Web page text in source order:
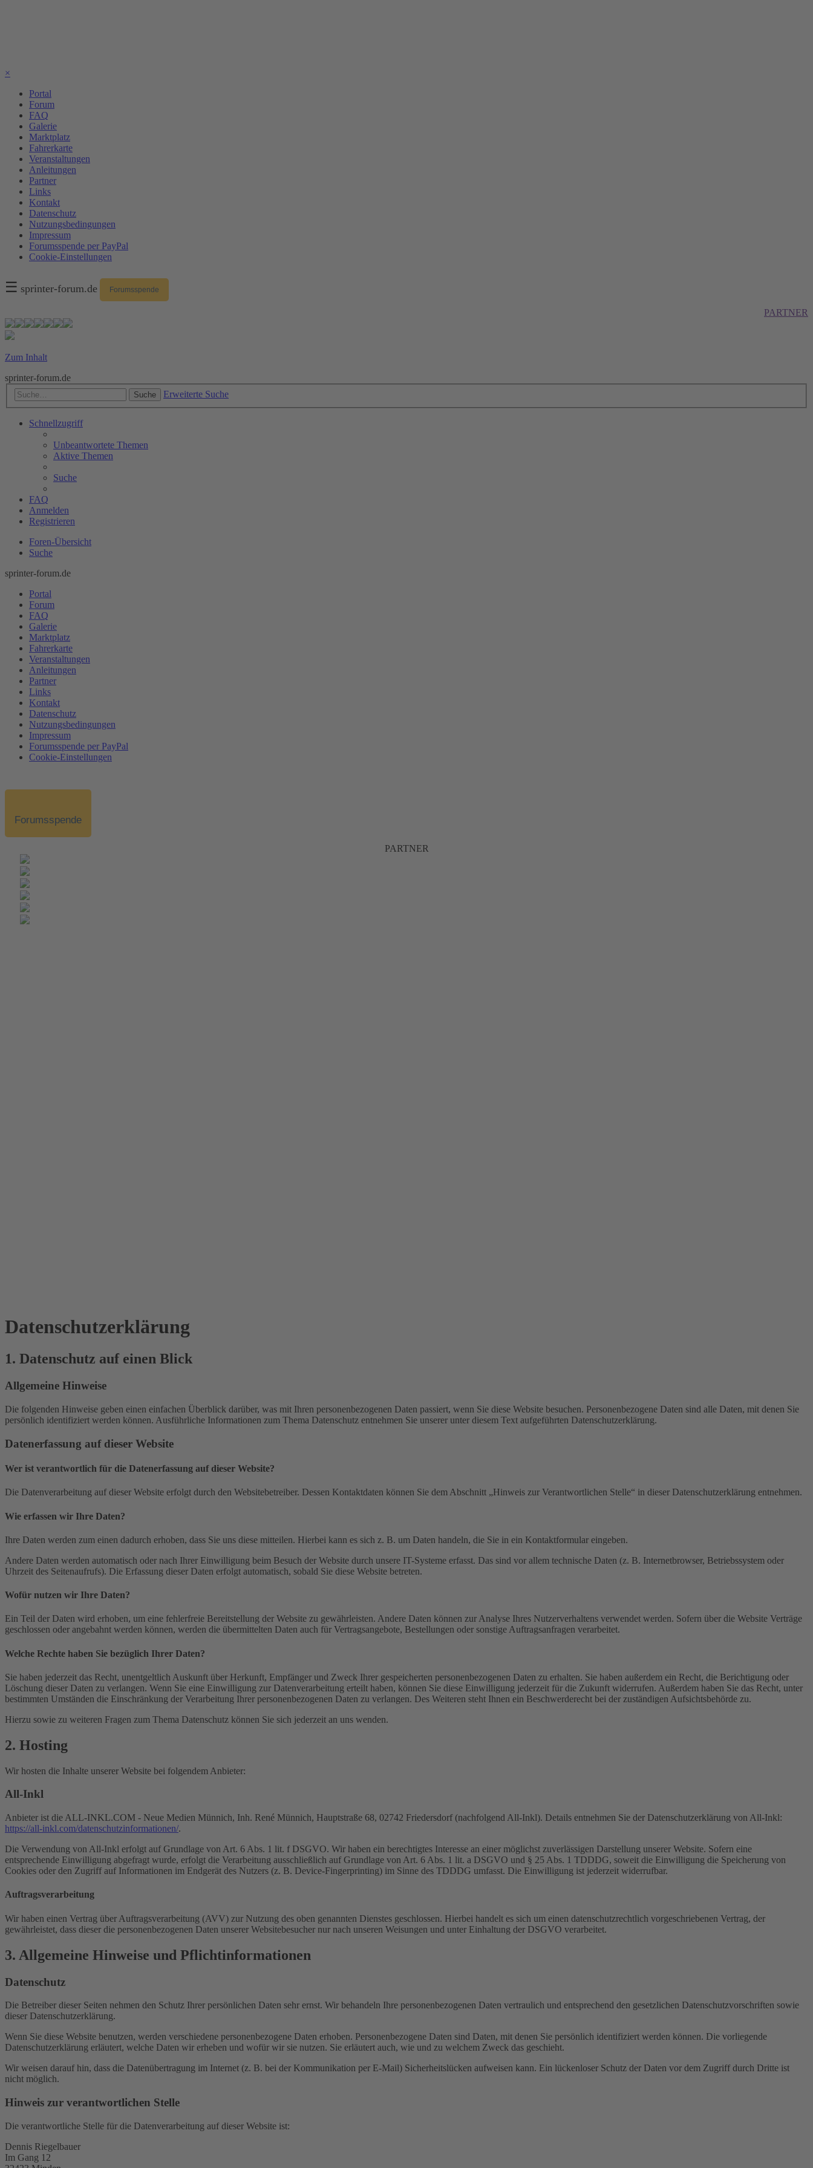
×
Portal
Forum
FAQ
Galerie
Marktplatz
Fahrerkarte
Veranstaltungen
Anleitungen
Partner
Links
Kontakt
Datenschutz
Nutzungsbedingungen
Impressum
Forumsspende per PayPal
Cookie-Einstellungen
☰ sprinter-forum.de Forumsspende
PARTNER
Zum Inhalt
sprinter-forum.de
Suche Erweiterte Suche
Schnellzugriff
Unbeantwortete Themen
Aktive Themen
Suche
FAQ
Anmelden
Registrieren
Foren-Übersicht
Suche
sprinter-forum.de
Portal
Forum
FAQ
Galerie
Marktplatz
Fahrerkarte
Veranstaltungen
Anleitungen
Partner
Links
Kontakt
Datenschutz
Nutzungsbedingungen
Impressum
Forumsspende per PayPal
Cookie-Einstellungen
Forumsspende
PARTNER
Datenschutz­erklärung
1. Datenschutz auf einen Blick
Allgemeine Hinweise
Die folgenden Hinweise geben einen einfachen Überblick darüber, was mit Ihren personenbezogenen Daten passiert, wenn Sie diese Website besuchen. Personenbezogene Daten sind alle Daten, mit denen Sie
persönlich identifiziert werden können. Ausführliche Informationen zum Thema Datenschutz entnehmen Sie unserer unter diesem Text aufgeführten Datenschutzerklärung.
Datenerfassung auf dieser Website
Wer ist verantwortlich für die Datenerfassung auf dieser Website?
Die Datenverarbeitung auf dieser Website erfolgt durch den Websitebetreiber. Dessen Kontaktdaten können Sie dem Abschnitt „Hinweis zur Verantwortlichen Stelle“ in dieser Datenschutzerklärung entnehmen.
Wie erfassen wir Ihre Daten?
Ihre Daten werden zum einen dadurch erhoben, dass Sie uns diese mitteilen. Hierbei kann es sich z. B. um Daten handeln, die Sie in ein Kontaktformular eingeben.
Andere Daten werden automatisch oder nach Ihrer Einwilligung beim Besuch der Website durch unsere IT-Systeme erfasst. Das sind vor allem technische Daten (z. B. Internetbrowser, Betriebssystem oder
Uhrzeit des Seitenaufrufs). Die Erfassung dieser Daten erfolgt automatisch, sobald Sie diese Website betreten.
Wofür nutzen wir Ihre Daten?
Ein Teil der Daten wird erhoben, um eine fehlerfreie Bereitstellung der Website zu gewährleisten. Andere Daten können zur Analyse Ihres Nutzerverhaltens verwendet werden. Sofern über die Website Verträge
geschlossen oder angebahnt werden können, werden die übermittelten Daten auch für Vertragsangebote, Bestellungen oder sonstige Auftragsanfragen verarbeitet.
Welche Rechte haben Sie bezüglich Ihrer Daten?
Sie haben jederzeit das Recht, unentgeltlich Auskunft über Herkunft, Empfänger und Zweck Ihrer gespeicherten personenbezogenen Daten zu erhalten. Sie haben außerdem ein Recht, die Berichtigung oder
Löschung dieser Daten zu verlangen. Wenn Sie eine Einwilligung zur Datenverarbeitung erteilt haben, können Sie diese Einwilligung jederzeit für die Zukunft widerrufen. Außerdem haben Sie das Recht, unter
bestimmten Umständen die Einschränkung der Verarbeitung Ihrer personenbezogenen Daten zu verlangen. Des Weiteren steht Ihnen ein Beschwerderecht bei der zuständigen Aufsichtsbehörde zu.
Hierzu sowie zu weiteren Fragen zum Thema Datenschutz können Sie sich jederzeit an uns wenden.
2. Hosting
Wir hosten die Inhalte unserer Website bei folgendem Anbieter:
All-Inkl
Anbieter ist die ALL-INKL.COM - Neue Medien Münnich, Inh. René Münnich, Hauptstraße 68, 02742 Friedersdorf (nachfolgend All-Inkl). Details entnehmen Sie der Datenschutzerklärung von All-Inkl:
https://all-inkl.com/datenschutzinformationen/.
Die Verwendung von All-Inkl erfolgt auf Grundlage von Art. 6 Abs. 1 lit. f DSGVO. Wir haben ein berechtigtes Interesse an einer möglichst zuverlässigen Darstellung unserer Website. Sofern eine
entsprechende Einwilligung abgefragt wurde, erfolgt die Verarbeitung ausschließlich auf Grundlage von Art. 6 Abs. 1 lit. a DSGVO und § 25 Abs. 1 TDDDG, soweit die Einwilligung die Speicherung von
Cookies oder den Zugriff auf Informationen im Endgerät des Nutzers (z. B. Device-Fingerprinting) im Sinne des TDDDG umfasst. Die Einwilligung ist jederzeit widerrufbar.
Auftragsverarbeitung
Wir haben einen Vertrag über Auftragsverarbeitung (AVV) zur Nutzung des oben genannten Dienstes geschlossen. Hierbei handelt es sich um einen datenschutzrechtlich vorgeschriebenen Vertrag, der
gewährleistet, dass dieser die personenbezogenen Daten unserer Websitebesucher nur nach unseren Weisungen und unter Einhaltung der DSGVO verarbeitet.
3. Allgemeine Hinweise und Pflicht­informationen
Datenschutz
Die Betreiber dieser Seiten nehmen den Schutz Ihrer persönlichen Daten sehr ernst. Wir behandeln Ihre personenbezogenen Daten vertraulich und entsprechend den gesetzlichen Datenschutzvorschriften sowie
dieser Datenschutzerklärung.
Wenn Sie diese Website benutzen, werden verschiedene personenbezogene Daten erhoben. Personenbezogene Daten sind Daten, mit denen Sie persönlich identifiziert werden können. Die vorliegende
Datenschutzerklärung erläutert, welche Daten wir erheben und wofür wir sie nutzen. Sie erläutert auch, wie und zu welchem Zweck das geschieht.
Wir weisen darauf hin, dass die Datenübertragung im Internet (z. B. bei der Kommunikation per E-Mail) Sicherheitslücken aufweisen kann. Ein lückenloser Schutz der Daten vor dem Zugriff durch Dritte ist
nicht möglich.
Hinweis zur verantwortlichen Stelle
Die verantwortliche Stelle für die Datenverarbeitung auf dieser Website ist:
Dennis Riegelbauer
Im Gang 12